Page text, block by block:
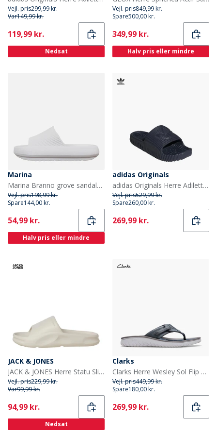
Vejl. pris299,99 kr.
Var149,99 kr.
Current
119,99 kr.
Nedsat
Vejl. pris849,99 kr.
Spare500,00 kr.
Current
349,99 kr.
Halv pris eller mindre
Marina
Marina Branno grove sandaler Hvid
Vejl. pris198,99 kr.
Spare144,00 kr.
Current
54,99 kr.
Halv pris eller mindre
adidas Originals
adidas Originals Herre Adilette 25 Sandaler Shadow Navy/Shadow Navy/Legend Ink
Vejl. pris529,99 kr.
Spare260,00 kr.
Current
269,99 kr.
JACK & JONES
JACK & JONES Herre Statu Slider beige
Vejl. pris229,99 kr.
Var99,99 kr.
Current
94,99 kr.
Nedsat
Clarks
Clarks Herre Wesley Sol Flip Flops Navy Leather
Vejl. pris449,99 kr.
Spare180,00 kr.
Current
269,99 kr.